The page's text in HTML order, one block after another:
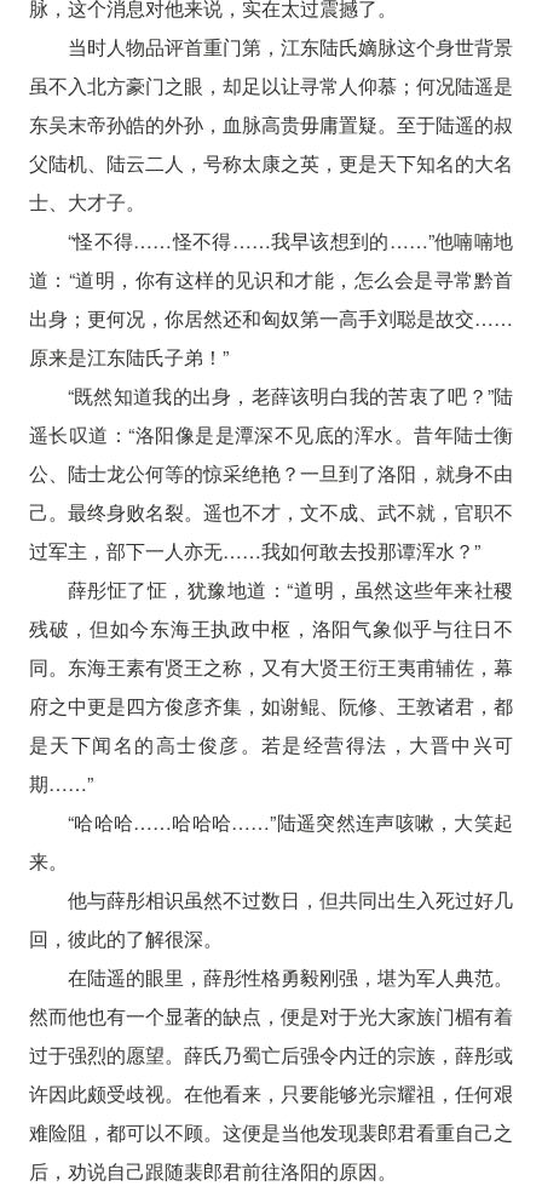
脉，这个消息对他来说，实在太过震撼了。
当时人物品评首重门第，江东陆氏嫡脉这个身世背景
虽不入北方豪门之眼，却足以让寻常人仰慕；何况陆遥是
东吴末帝孙皓的外孙，血脉高贵毋庸置疑。至于陆遥的叔
父陆机、陆云二人，号称太康之英，更是天下知名的大名
士、大才子。
“怪不得……怪不得……我早该想到的……”他喃喃地
道：“道明，你有这样的见识和才能，怎么会是寻常黔首
出身；更何况，你居然还和匈奴第一高手刘聪是故交……
原来是江东陆氏子弟！”
“既然知道我的出身，老薛该明白我的苦衷了吧？”陆
遥长叹道：“洛阳像是是潭深不见底的浑水。昔年陆士衡
公、陆士龙公何等的惊采绝艳？一旦到了洛阳，就身不由
己。最终身败名裂。遥也不才，文不成、武不就，官职不
过军主，部下一人亦无……我如何敢去投那谭浑水？”
薛彤怔了怔，犹豫地道：“道明，虽然这些年来社稷
残破，但如今东海王执政中枢，洛阳气象似乎与往日不
同。东海王素有贤王之称，又有大贤王衍王夷甫辅佐，幕
府之中更是四方俊彦齐集，如谢鲲、阮修、王敦诸君，都
是天下闻名的高士俊彦。若是经营得法，大晋中兴可
期……”
“哈哈哈……哈哈哈……”陆遥突然连声咳嗽，大笑起
来。
他与薛彤相识虽然不过数日，但共同出生入死过好几
回，彼此的了解很深。
在陆遥的眼里，薛彤性格勇毅刚强，堪为军人典范。
然而他也有一个显著的缺点，便是对于光大家族门楣有着
过于强烈的愿望。薛氏乃蜀亡后强令内迁的宗族，薛彤或
许因此颇受歧视。在他看来，只要能够光宗耀祖，任何艰
难险阻，都可以不顾。这便是当他发现裴郎君看重自己之
后，劝说自己跟随裴郎君前往洛阳的原因。